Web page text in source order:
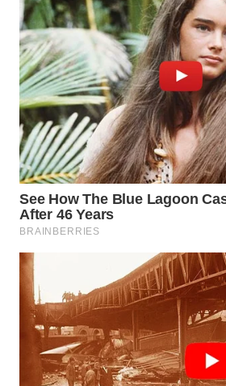
BOGOR
WN
DEPOK
WN
TAPANULI
UTARA
WN
SAMOSIR
PADANG
LAWAS
WN
SUMEDANG